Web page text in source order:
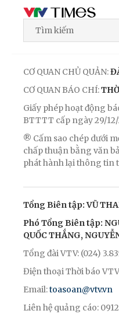
CƠ QUAN CHỦ QUẢN:
CƠ QUAN BÁO CHÍ:
Giấy phép hoạt động
BTTTT cấp ngày 29/12/
® Cấm sao chép dưới
chấp thuận bằng văn
phát hành lại thông tin
Tổng Biên tập: VŨ
Phó Tổng Biên tập:
QUỐC THẮNG,
Tổng đài VTV: (024)
Điện thoại Thời báo
Email:toasoan@vtv.vn
Liên hệ quảng cáo: